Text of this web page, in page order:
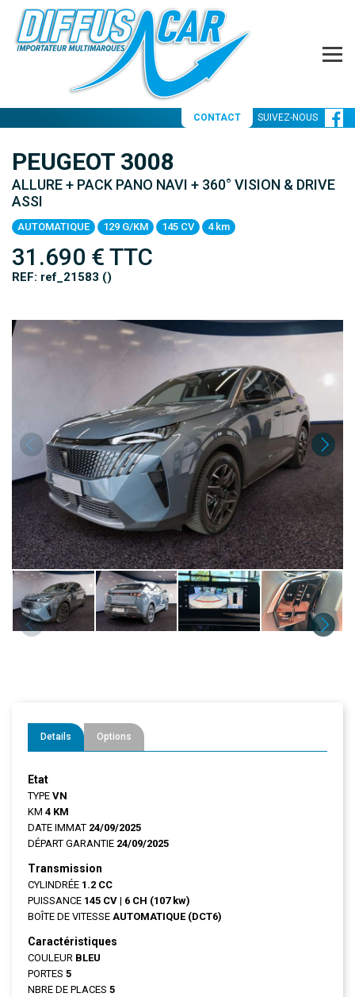
CONTACT SUIVEZ-NOUS
PEUGEOT 3008
ALLURE + PACK PANO NAVI + 360° VISION & DRIVE
ASSI
AUTOMATIQUE 129 G/KM 145 CV 4 km
31.690 € TTC
REF: ref_21583 ()
Details Options
Etat
TYPE VN
KM 4 KM
DATE IMMAT 24/09/2025
DÉPART GARANTIE 24/09/2025
Transmission
CYLINDRÉE 1.2 CC
PUISSANCE 145 CV | 6 CH (107 kw)
BOÎTE DE VITESSE AUTOMATIQUE (DCT6)
Caractéristiques
COULEUR BLEU
PORTES 5
NBRE DE PLACES 5